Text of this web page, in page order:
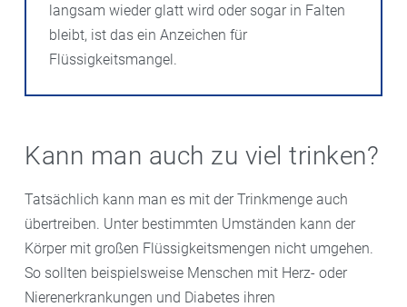
langsam wieder glatt wird oder sogar in Falten
bleibt, ist das ein Anzeichen für
Flüssigkeitsmangel.
Kann man auch zu viel trinken?
Tatsächlich kann man es mit der Trinkmenge auch
übertreiben. Unter bestimmten Umständen kann der
Körper mit großen Flüssigkeitsmengen nicht umgehen.
So sollten beispielsweise Menschen mit Herz- oder
Nierenerkrankungen und Diabetes ihren